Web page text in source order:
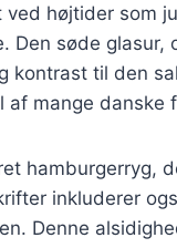
højtider som
Den søde glasur,
kontrast til den
af mange danske
hamburgerryg,
inkluderer
Denne